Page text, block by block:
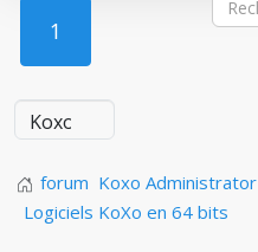
1
forum Koxo Administrator
Logiciels KoXo en 64 bits